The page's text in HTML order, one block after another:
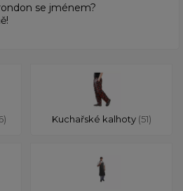
se jménem?
Kuchařské kalhoty (51)